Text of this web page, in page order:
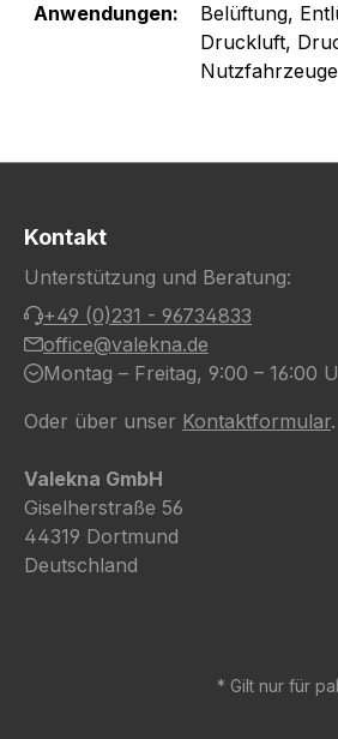
Anwendungen:
Belüftung,
Druckluft,
Nutzfahrzeuge
Kontakt
Unterstützung und Beratung:
+49 (0)231 - 96734833
office@valekna.de
Montag – Freitag, 9:00 – 16:00
Oder über unser Kontaktformular.
Valekna GmbH
Giselherstraße 56
44319 Dortmund
Deutschland
* Gilt nur für